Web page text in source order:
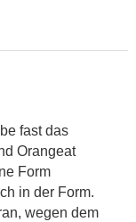
fast das
Orangeat
Form
in der Form.
wegen dem